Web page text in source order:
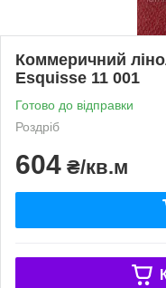
Коммеричний
Esquisse 11 001
Готово до відправки
Роздріб
604 ₴/кв.м